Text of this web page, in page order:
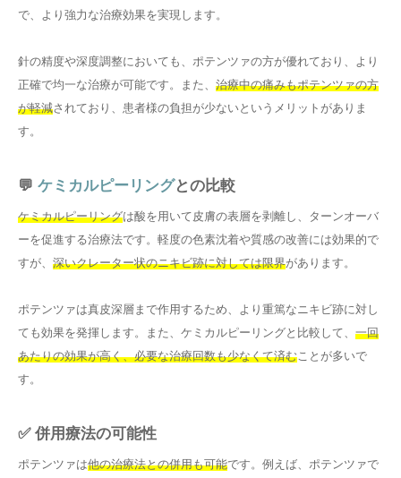
で、より強力な治療効果を実現します。
針の精度や深度調整においても、ポテンツァの方が優れており、より
正確で均一な治療が可能です。また、 治療中の痛みもポテンツァの方
が軽減されており、患者様の負担が少ないというメリットがありま
す。
💬 ケミカルピーリングとの比較
ケミカルピーリングは酸を用いて皮膚の表層を剥離し、ターンオーバ
ーを促進する治療法です。軽度の色素沈着や質感の改善には効果的で
すが、 深いクレーター状のニキビ跡に対しては限界があります。
ポテンツァは真皮深層まで作用するため、より重篤なニキビ跡に対し
ても効果を発揮します。また、ケミカルピーリングと比較して、 一回
あたりの効果が高く、必要な治療回数も少なくて済むことが多いで
す。
✅ 併用療法の可能性
ポテンツァは他の治療法との併用も可能です。例えば、ポテンツァで